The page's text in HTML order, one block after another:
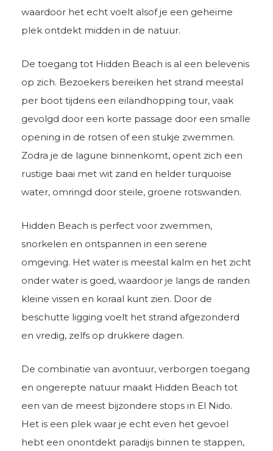
waardoor het echt voelt alsof je een geheime
plek ontdekt midden in de natuur.
De toegang tot Hidden Beach is al een belevenis
op zich. Bezoekers bereiken het strand meestal
per boot tijdens een eilandhopping tour, vaak
gevolgd door een korte passage door een smalle
opening in de rotsen of een stukje zwemmen.
Zodra je de lagune binnenkomt, opent zich een
rustige baai met wit zand en helder turquoise
water, omringd door steile, groene rotswanden.
Hidden Beach is perfect voor zwemmen,
snorkelen en ontspannen in een serene
omgeving. Het water is meestal kalm en het zicht
onder water is goed, waardoor je langs de randen
kleine vissen en koraal kunt zien. Door de
beschutte ligging voelt het strand afgezonderd
en vredig, zelfs op drukkere dagen.
De combinatie van avontuur, verborgen toegang
en ongerepte natuur maakt Hidden Beach tot
een van de meest bijzondere stops in El Nido.
Het is een plek waar je echt even het gevoel
hebt een onontdekt paradijs binnen te stappen,